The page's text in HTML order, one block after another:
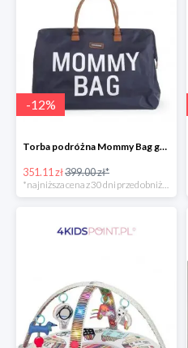
-12%
Torba podróżna Mommy Bag grant Childhome
351.11 zł399.00 zł*
*najniższa cena z 30 dni przed obniżką